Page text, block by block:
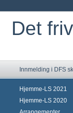
Det
Innmelding i DFS
Hjemme-LS 2021
Hjemme-LS 2020